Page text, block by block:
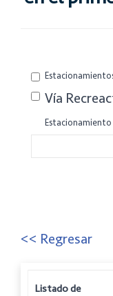
Vía
<< Regresar
Listado de